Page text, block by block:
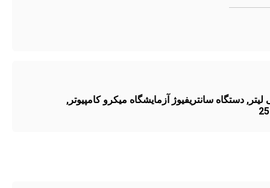
, دستگاه سانتریفیوژ آزمایشگاه میکرو کامپیوتر ,